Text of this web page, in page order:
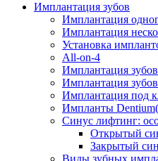
Имплантация зубов
Имплантация
Имплантация
Установка
All-on-4
Имплантация
Имплантация
Имплантация под
Импланты
Cинус лифтинг:
Открытый
Закрытый
Виды зубных